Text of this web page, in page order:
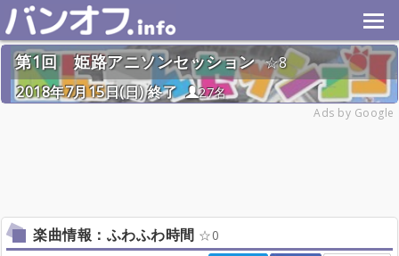
第1回 姫路アニソンセッション
8
2018年7月15日(日) 終了
27名
Ads by Google
楽曲情報：ふわふわ時間 0